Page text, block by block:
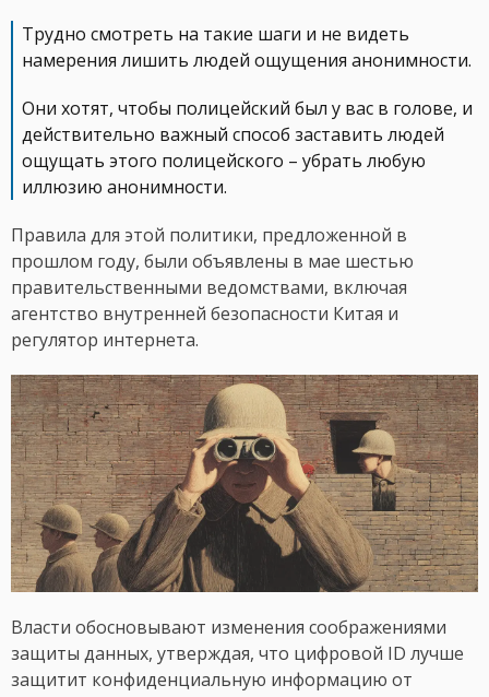
Трудно смотреть на такие шаги и не видеть
намерения лишить людей ощущения анонимности.
Они хотят, чтобы полицейский был у вас в голове, и
действительно важный способ заставить людей
ощущать этого полицейского – убрать любую
иллюзию анонимности.
Правила для этой политики, предложенной в
прошлом году, были объявлены в мае шестью
правительственными ведомствами, включая
агентство внутренней безопасности Китая и
регулятор интернета.
Власти обосновывают изменения соображениями
защиты данных, утверждая, что цифровой ID лучше
защитит конфиденциальную информацию от